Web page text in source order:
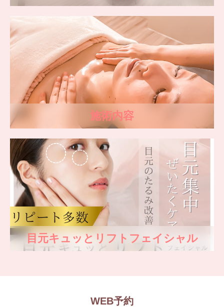
施術内容
目元キュッとリフトフェイシャル
WEB予約